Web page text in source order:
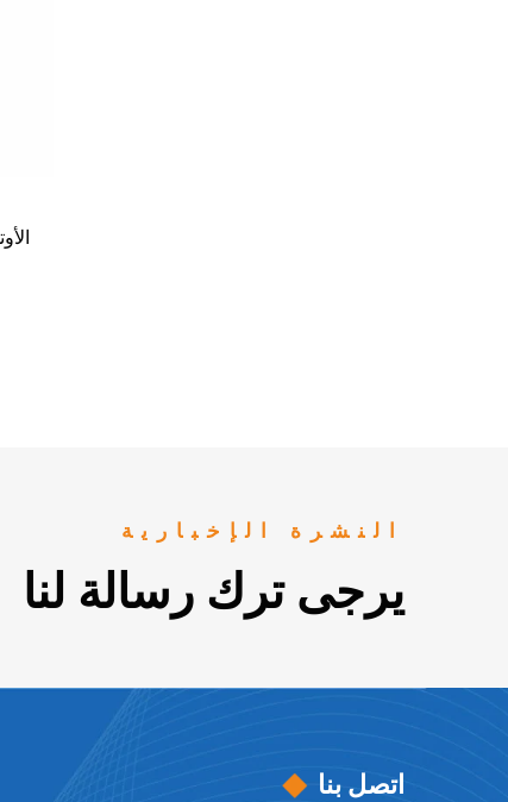
النشرة الإخبارية
يرجى ترك رسالة لنا
اتصل بنا